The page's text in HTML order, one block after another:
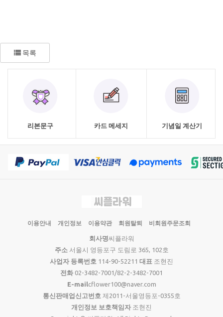
목록
리본문구 카드 메세지 기념일 계산기
이용안내 개인정보 이용약관 회원탈퇴 비회원주문조회
회사명씨플라워
주소서울시 영등포구 도림로 365, 102호
사업자 등록번호 114-90-52211 대표 조현진
전화 02-3482-7001/82-2-3482-7001
E-mailcflower100@naver.com
통신판매업신고번호 제2011-서울영등포-0355호
개인정보 보호책임자 조현진